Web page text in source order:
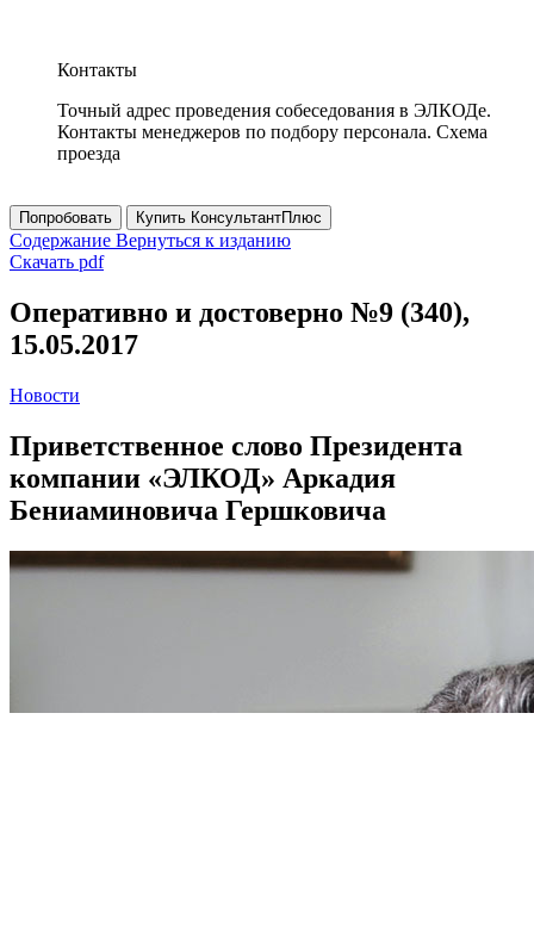
Контакты
Точный адрес проведения собеседования в ЭЛКОДе.
Контакты менеджеров по подбору персонала. Схема
проезда
Попробовать Купить КонсультантПлюс
Содержание Вернуться к изданию
Скачать pdf
Оперативно и достоверно №9 (340),
15.05.2017
Новости
Приветственное слово Президента
компании «ЭЛКОД» Аркадия
Бениаминовича Гершковича